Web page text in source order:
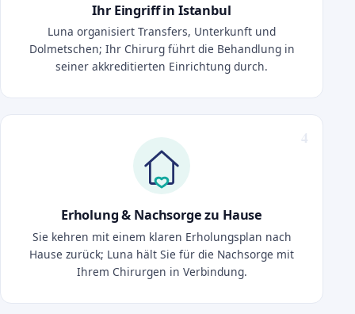
Ihr Eingriff in Istanbul
Luna organisiert Transfers, Unterkunft und
Dolmetschen; Ihr Chirurg führt die Behandlung in
seiner akkreditierten Einrichtung durch.
Erholung & Nachsorge zu Hause
Sie kehren mit einem klaren Erholungsplan nach
Hause zurück; Luna hält Sie für die Nachsorge mit
Ihrem Chirurgen in Verbindung.